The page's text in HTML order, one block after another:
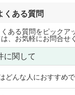
くある質問
ある質問をピックア
、お気軽にお問合せ
に関して
どんな人におすすめ